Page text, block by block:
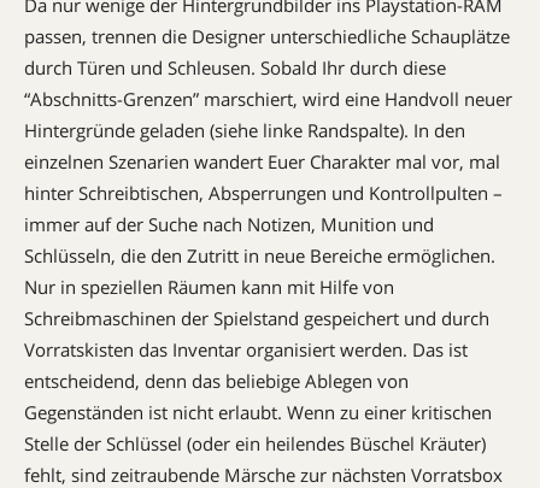
Da nur wenige der Hintergrundbilder ins Playstation-RAM
passen, trennen die Designer unterschiedliche Schauplätze
durch Türen und Schleusen. Sobald Ihr durch diese
“Abschnitts-Grenzen” marschiert, wird eine Handvoll neuer
Hintergründe geladen (siehe linke Randspalte). In den
einzelnen Szenarien wandert Euer Charakter mal vor, mal
hinter Schreibtischen, Absperrungen und Kontrollpulten –
immer auf der Suche nach Notizen, Munition und
Schlüsseln, die den Zutritt in neue Bereiche ermöglichen.
Nur in speziellen Räumen kann mit Hilfe von
Schreibmaschinen der Spielstand gespeichert und durch
Vorratskisten das Inventar organisiert werden. Das ist
entscheidend, denn das beliebige Ablegen von
Gegenständen ist nicht erlaubt. Wenn zu einer kritischen
Stelle der Schlüssel (oder ein heilendes Büschel Kräuter)
fehlt, sind zeitraubende Märsche zur nächsten Vorratsbox